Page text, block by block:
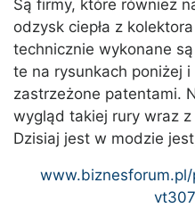
Są firmy, które również
odzysk ciepła z
technicznie wykonane
te na rysunkach poniżej
zastrzeżone patentami.
wygląd takiej rury wraz z
Dzisiaj jest w modzie